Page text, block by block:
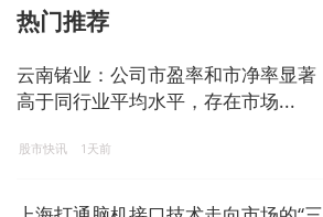
热门推荐
云南锗业：公司市盈率和市净率显著
高于同行业平均水平，存在市场...
股市快讯 1天前